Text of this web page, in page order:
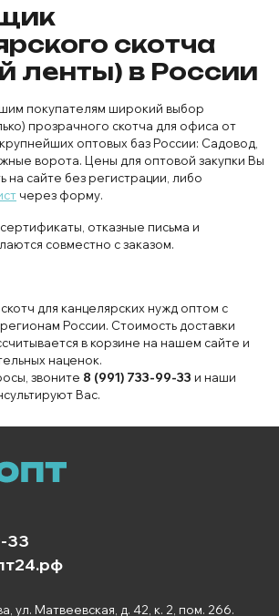
скотча
ленты) в России
покупателям широкий выбор
прозрачного скотча для офиса от
оптовых баз России: Садовод,
ворота. Цены для оптовой закупки Вы
на сайте без регистрации, либо
через форму.
отказные письма и
совместно с заказом.
для канцелярских нужд оптом с
России. Стоимость доставки
в корзине на нашем сайте и
наценок.
звоните 8 (991) 733-99-33 и наши
Вас.
33
ул. Матвеевская, д. 42, к. 2, пом. 266.